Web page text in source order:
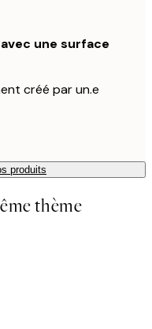
une surface
créé par un.e
produits
thème